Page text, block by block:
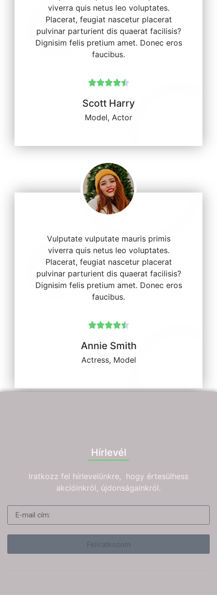
viverra quis netus leo voluptates.
Placerat, feugiat nascetur placerat
pulvinar parturient dis quaerat facilisis?
Dignisim felis pretium amet. Donec eros
faucibus.

Scott Harry
Model, Actor
Vulputate vulputate mauris primis
viverra quis netus leo voluptates.
Placerat, feugiat nascetur placerat
pulvinar parturient dis quaerat facilisis?
Dignisim felis pretium amet. Donec eros
faucibus.

Annie Smith
Actress, Model
Hírlevél
Iratkozz fel hírlevelünkre, hogy értesülhess
akcióinkról, újdonságainkról.
Feliratkozom